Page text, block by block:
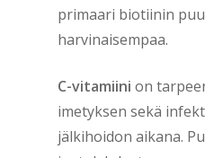
primaari biotiinin
harvinaisempaa.
C-vitamiini on
imetyksen sekä
jälkihoidon aikana.